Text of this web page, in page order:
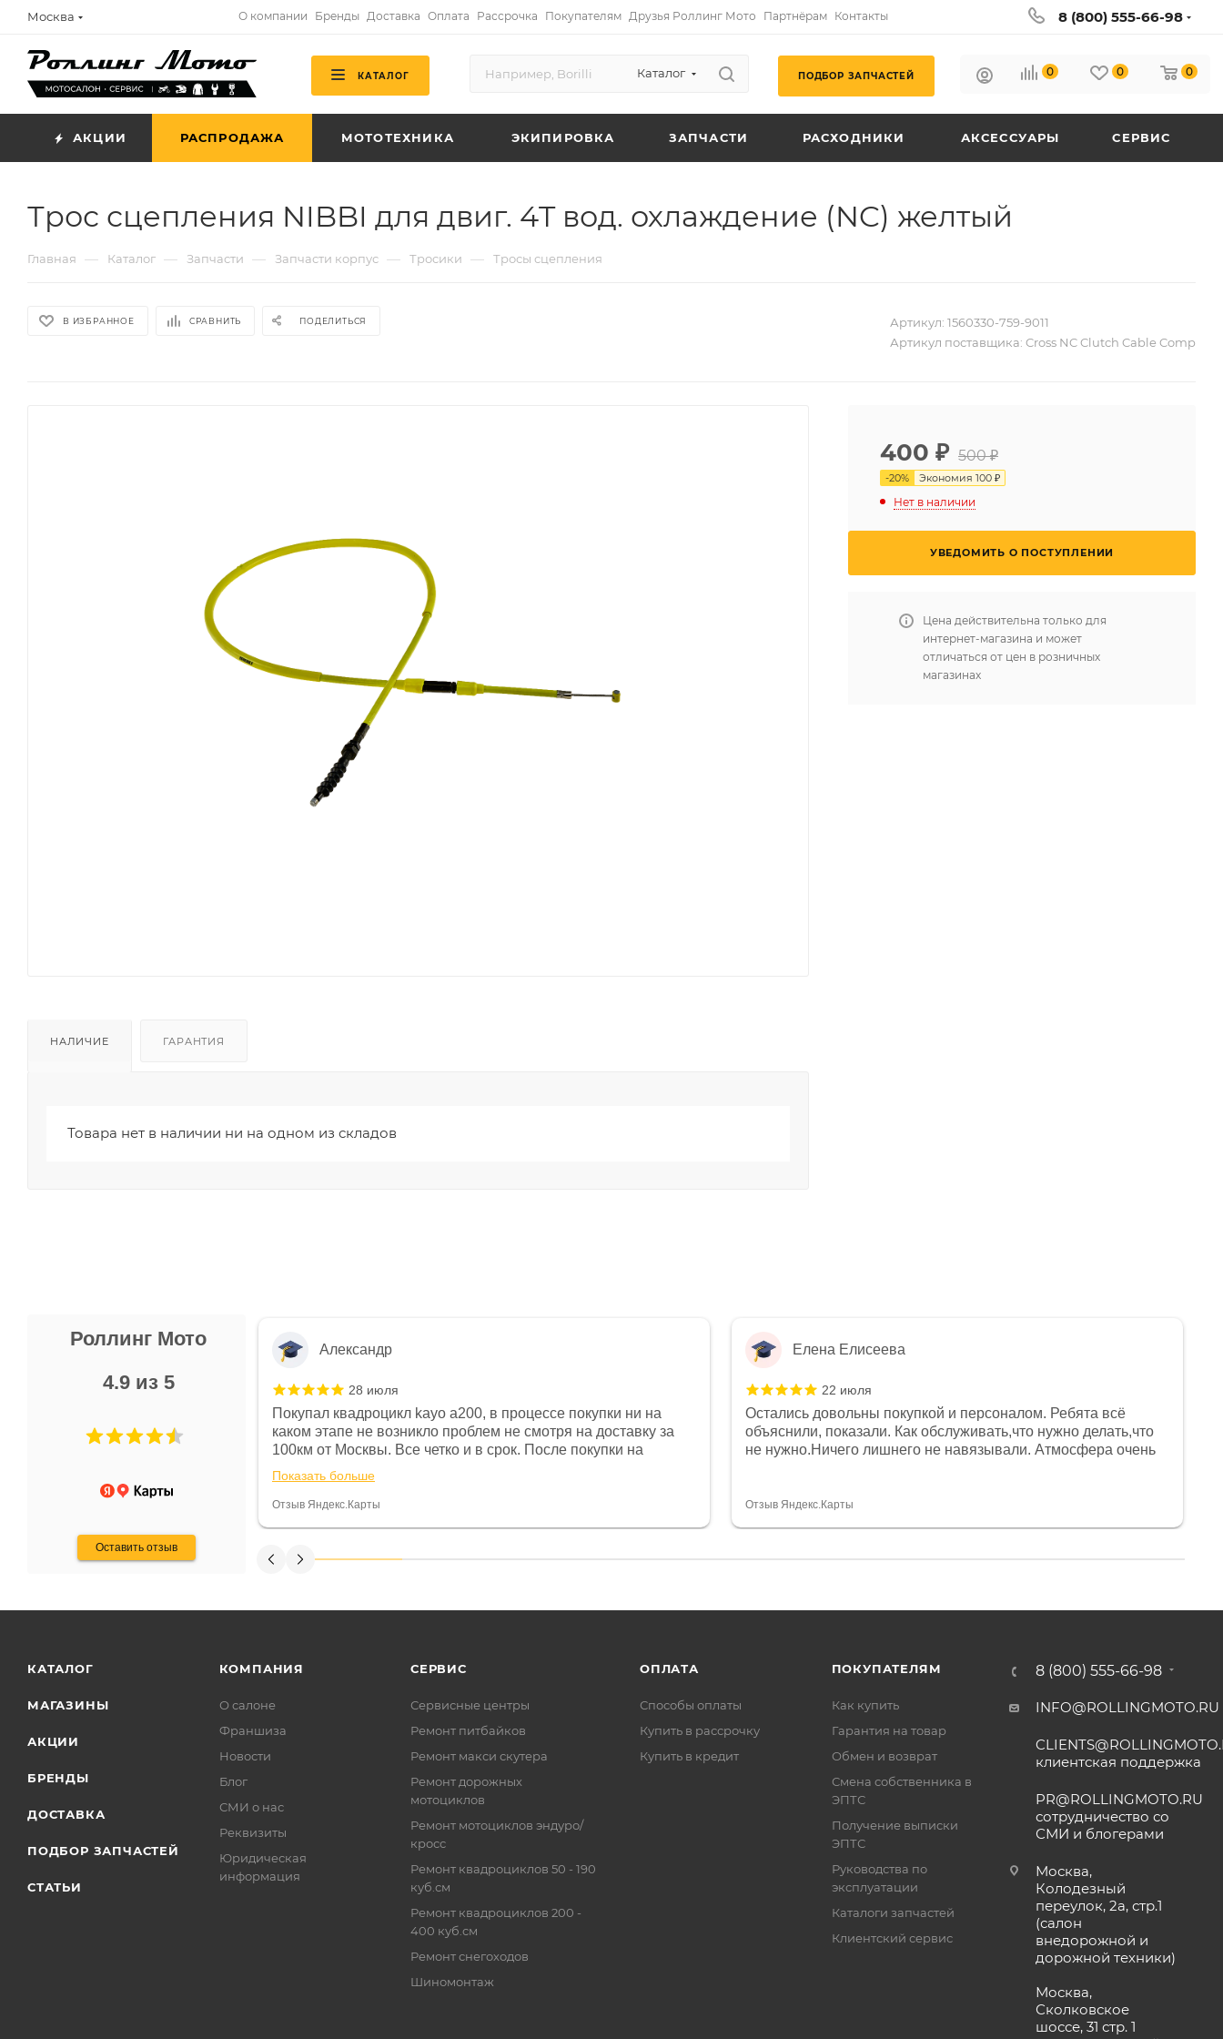
Москва О компании Бренды Доставка Оплата Рассрочка Покупателям Друзья Роллинг Мото Партнёрам Контакты 8 (800) 555-66-98
КАТАЛОГ Каталог ПОДБОР ЗАПЧАСТЕЙ 0 0 0
АКЦИИ РАСПРОДАЖА МОТОТЕХНИКА ЭКИПИРОВКА ЗАПЧАСТИ РАСХОДНИКИ АКСЕССУАРЫ СЕРВИС
Трос сцепления NIBBI для двиг. 4T вод. охлаждение (NC) желтый
Главная — Каталог — Запчасти — Запчасти корпус — Тросики — Тросы сцепления
В ИЗБРАННОЕ СРАВНИТЬ ПОДЕЛИТЬСЯ Артикул: 1560330-759-9011
Артикул поставщика: Cross NC Clutch Cable Comp
НАЛИЧИЕ ГАРАНТИЯ
Товара нет в наличии ни на одном из складов
400 ₽ 500 ₽
-20% Экономия 100 ₽
Нет в наличии
УВЕДОМИТЬ О ПОСТУПЛЕНИИ
Цена действительна только для
интернет-магазина и может
отличаться от цен в розничных
магазинах
Роллинг Мото
4.9 из 5
Оставить отзыв
Не понравились условия
и дают только на год)
Александр
28 июля
Покупал квадроцикл kayo a200, в процессе покупки ни на
каком этапе не возникло проблем не смотря на доставку за
100км от Москвы. Все четко и в срок. После покупки на
спидометре всегда был 0, при этом представители магазина
постоянно были на связи и в итоге проблема была решена.
Считаю, что это говорит о небезразличии к клиенту после
Показать больше
Отзыв Яндекс.Карты
Елена Елисеева
22 июля
Остались довольны покупкой и персоналом. Ребята всё
объяснили, показали. Как обслуживать,что нужно делать,что
не нужно.Ничего лишнего не навязывали. Атмосфера очень
огромное спасибо Дмитрию, за клиентоориентированность и
Отзыв Яндекс.Карты
КАТАЛОГ
МАГАЗИНЫ
АКЦИИ
БРЕНДЫ
ДОСТАВКА
ПОДБОР ЗАПЧАСТЕЙ
СТАТЬИ
КОМПАНИЯ
О салоне
Франшиза
Новости
Блог
СМИ о нас
Реквизиты
Юридическая
информация
СЕРВИС
Сервисные центры
Ремонт питбайков
Ремонт макси скутера
Ремонт дорожных
мотоциклов
Ремонт мотоциклов эндуро/
кросс
Ремонт квадроциклов 50 - 190
куб.см
Ремонт квадроциклов 200 -
400 куб.см
Ремонт снегоходов
Шиномонтаж
ОПЛАТА
Способы оплаты
Купить в рассрочку
Купить в кредит
ПОКУПАТЕЛЯМ
Как купить
Гарантия на товар
Обмен и возврат
Смена собственника в
ЭПТС
Получение выписки
ЭПТС
Руководства по
эксплуатации
Каталоги запчастей
Клиентский сервис
8 (800) 555-66-98
INFO@ROLLINGMOTO.RU
клиентская поддержка
PR@ROLLINGMOTO.RU
сотрудничество со
СМИ и блогерами
Москва,
Колодезный
переулок, 2а, стр.1
(салон
внедорожной и
дорожной техники)
Москва,
Сколковское
шоссе, 31 стр. 1